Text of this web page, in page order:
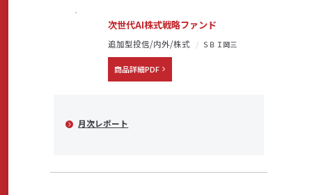
次世代AI株式戦略ファンド
追加型投信/内外/株式 ＳＢＩ岡三
商品詳細PDF
月次レポート